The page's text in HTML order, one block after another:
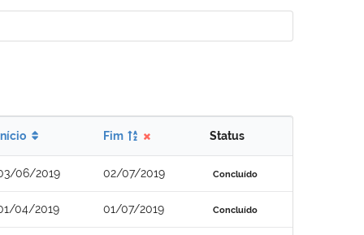
Fim Status
06/2019 02/07/2019 Concluído
04/2019 01/07/2019 Concluído